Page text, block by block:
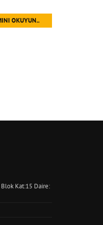
OKUYUN..
Kat:15 Daire: